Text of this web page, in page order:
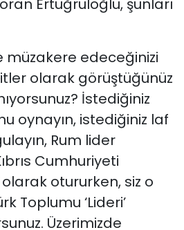
Ertuğruloğlu, şunları
müzakere edeceğinizi
olarak görüştüğünüz
İstediğiniz
oynayın, istediğiniz laf
Rum lider
Cumhuriyeti
otururken, siz o
Toplumu ‘Lideri’
Üzerimizde